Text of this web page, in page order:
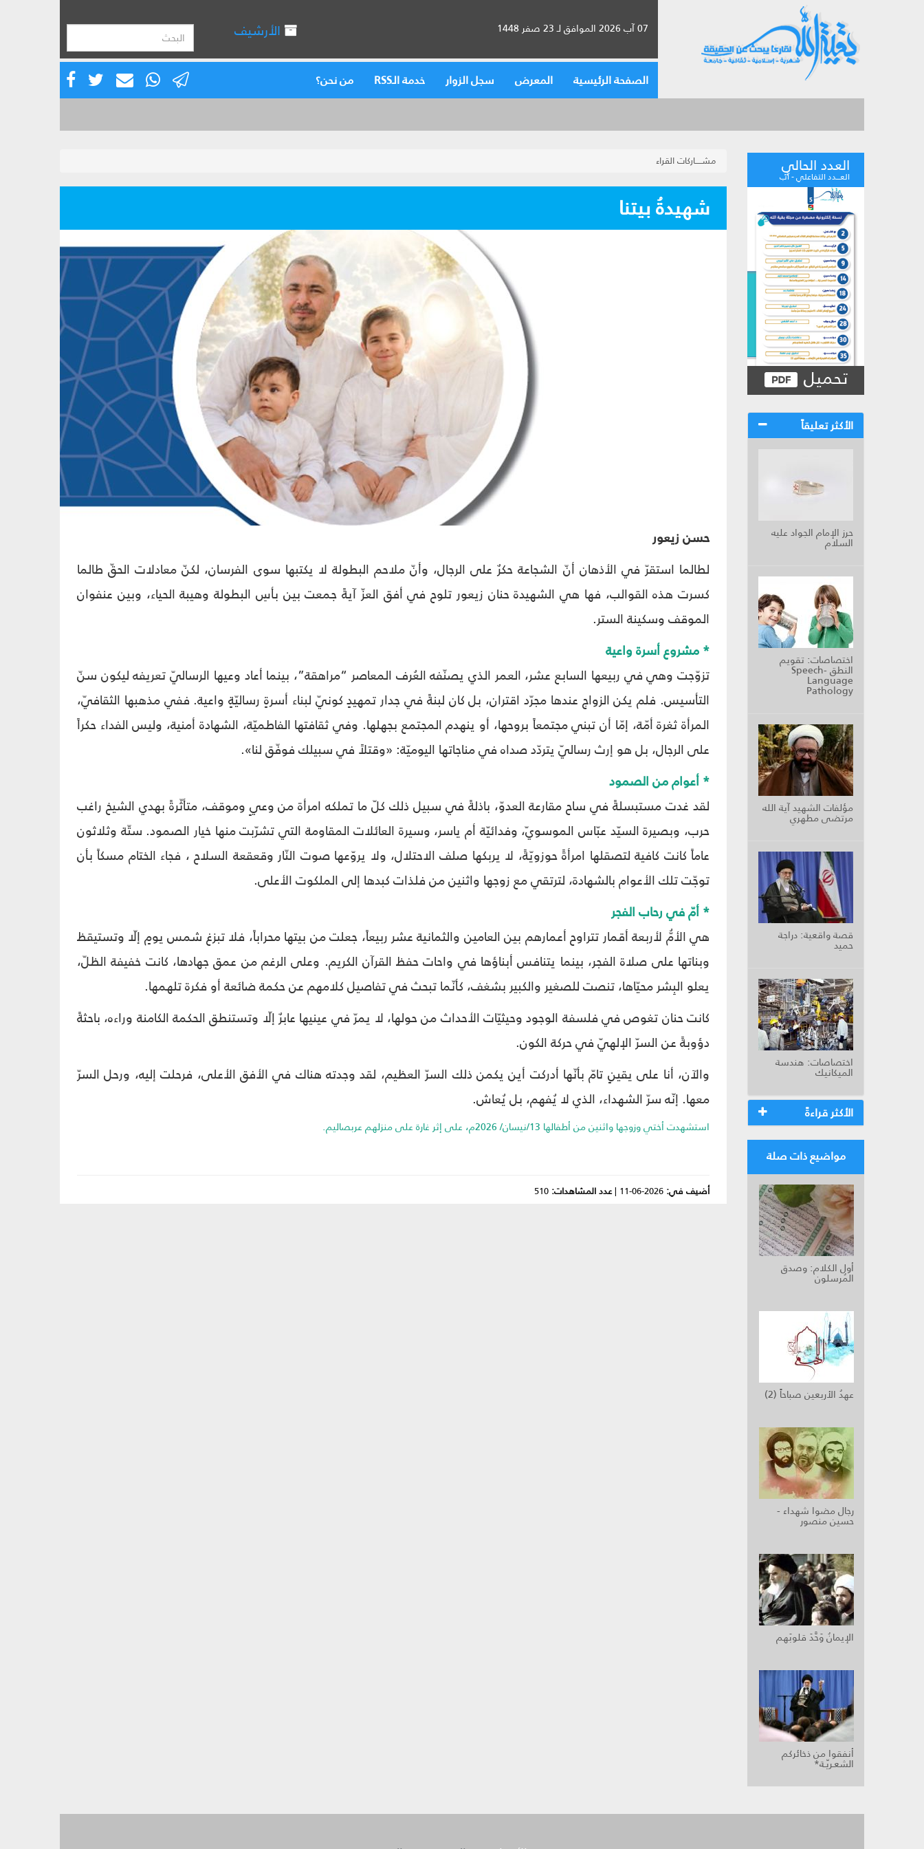
07 آب 2026 الموافق لـ 23 صفر 1448 الأرشيف
الصفحة الرئيسية المعرض سجل الزوار خدمة الـRSS من نحن؟
العدد الحالي
العـــدد التفاعلي - آب
تحميل
الأكثر تعليقاً
حرز الإمام الجواد عليه
السلام
اختصاصات: تقويم
النطق Speech-
Language
Pathology
مؤلفات الشهيد آية الله
مرتضى مطهري
قصة واقعية: دراجة
حميد
اختصاصات: هندسة
الميكانيك
الأكثر قراءةً
مواضيع ذات صلة
أول الكلام: وصدق
المُرسلون
عهدُ الأربعين صباحاً (2)
رجال مضوا شهداء -
حسين منصور
الإيمانُ وَحَّدَ قلوبَهم
أنفقوا من ذخائركم
الشعـريّـة*
مشـــــاركات القراء
شهيدةُ بيتنا
حسن زيعور
لطالما استقرّ في الأذهان أنّ الشجاعة حكرٌ على الرجال، وأنّ ملاحم البطولة لا يكتبها سوى الفرسان، لكنّ معادلات الحقّ طالما
كسرت هذه القوالب، فها هي الشهيدة حنان زيعور تلوح في أفق العزّ آيةً جمعت بين بأسِ البطولة وهيبة الحياء، وبين عنفوان
الموقف وسكينة الستر.
* مشروع أسرة واعية
تزوّجت وهي في ربيعها السابع عشر، العمر الذي يصنّفه العُرف المعاصر “مراهقة”، بينما أعاد وعيها الرساليّ تعريفه ليكون سنّ
التأسيس. فلم يكن الزواج عندها مجرّد اقتران، بل كان لبنةً في جدار تمهيدٍ كونيّ لبناء أسرةٍ رساليّةٍ واعية. ففي مذهبها الثقافيّ،
المرأة ثغرة أمّة، إمّا أن تبني مجتمعاً بروحها، أو ينهدم المجتمع بجهلها. وفي ثقافتها الفاطميّة، الشهادة أمنية، وليس الفداء حكراً
على الرجال، بل هو إرث رساليّ يتردّد صداه في مناجاتها اليوميّة: «وقتلاً في سبيلك فوفّق لنا».
* أعوام من الصمود
لقد غدت مستبسلةً في ساح مقارعة العدوّ، باذلةً في سبيل ذلك كلّ ما تملكه امرأة من وعيٍ وموقف، متأثّرةً بهدي الشيخ راغب
حرب، وبصيرة السيّد عبّاس الموسويّ، وفدائيّة أم ياسر، وسيرة العائلات المقاومة التي تشرّبت منها خيار الصمود. ستّة وثلاثون
عاماً كانت كافية لتصقلها امرأةً حوزويّةً، لا يربكها صلف الاحتلال، ولا يروّعها صوت النّار وقعقعة السلاح ، فجاء الختام مسكاً بأن
توجّت تلك الأعوام بالشهادة، لترتقي مع زوجها واثنين من فلذات كبدها إلى الملكوت الأعلى.
* أمّ في رحاب الفجر
هي الأمُّ لأربعة أقمار تتراوح أعمارهم بين العامين والثمانية عشر ربيعاً، جعلت من بيتها محراباً، فلا تبزغ شمس يومٍ إلّا وتستيقظ
وبناتها على صلاة الفجر، بينما يتنافس أبناؤها في واحات حفظ القرآن الكريم. وعلى الرغم من عمق جهادها، كانت خفيفة الظلّ،
يعلو البِشر محيّاها، تنصت للصغير والكبير بشغف، كأنّما تبحث في تفاصيل كلامهم عن حكمة ضائعة أو فكرة تلهمها.
كانت حنان تغوص في فلسفة الوجود وحيثيّات الأحداث من حولها، لا يمرّ في عينيها عابرٌ إلّا وتستنطق الحكمة الكامنة وراءه، باحثةً
دؤوبةً عن السرّ الإلهيّ في حركة الكون.
والآن، أنا على يقينٍ تامّ بأنّها أدركت أين يكمن ذلك السرّ العظيم، لقد وجدته هناك في الأفق الأعلى، فرحلت إليه، ورحل السرّ
معها. إنّه سرّ الشهداء، الذي لا يُفهم، بل يُعاش.
استشهدت أختي وزوجها واثنين من أطفالها 13/نيسان/ 2026م، على إثر غارة على منزلهم عربصاليم.
أضيف في: 2026-06-11
|عدد المشاهدات: 510